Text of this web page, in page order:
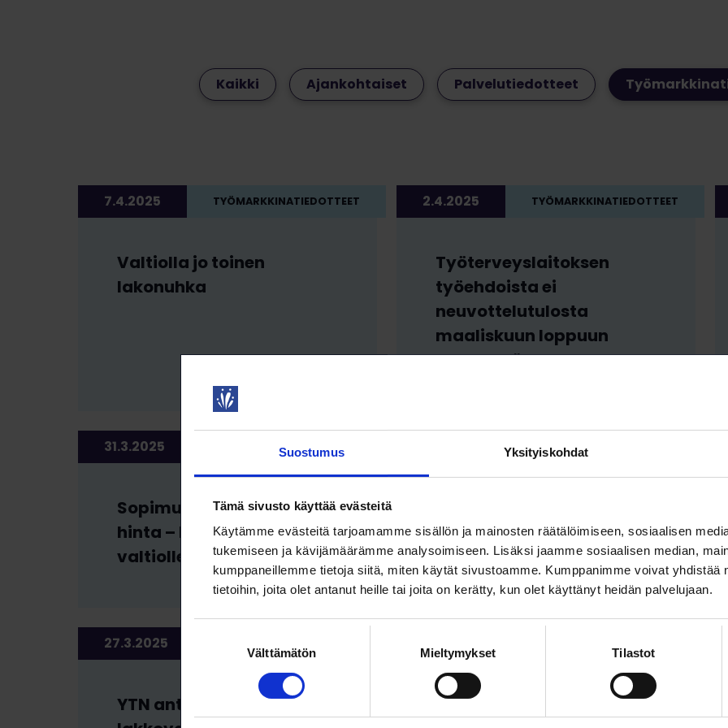
Suostumus Yksityiskohdat
Tämä sivusto käyttää evästeitä
Käytämme evästeitä tarjoamamme sisällön ja mainosten räätälöimiseen, sosiaalisen
tukemiseen ja kävijämäärämme analysoimiseen. Lisäksi jaamme sosiaalisen median,
kumppaneillemme tietoja siitä, miten käytät sivustoamme. Kumppanimme voivat yhdistää
tietoihin, joita olet antanut heille tai joita on kerätty, kun olet käyttänyt heidän palvelujaan.
Välttämätön Mieltymykset Tilastot
Kaikki Ajankohtaiset Palvelutiedotteet
7.4.2025 TYÖMARKKINATIEDOTTEET
Valtiolla jo toinen
lakonuhka
2.4.2025 TYÖMARKKINATIEDOTTEET
Työterveyslaitoksen
työehdoista ei
neuvottelutulosta
maaliskuun loppuun
mennessä
31.3.2025 TYÖMARKKINATIEDOTTEET
Sopimushaluttomuuden
hinta – lakkovaroitus
valtiolle
TYÖMARKKINATIEDOTTEET
27.3.2025
YTN antoi
Yliopistojen